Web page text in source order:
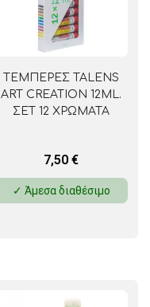
ΤΕΜΠΕΡΕΣ TALENS
ART CREATION 12ML.
ΣΕΤ 12 ΧΡΩΜΑΤΑ
7,50 €
✓ Άμεσα διαθέσιμο